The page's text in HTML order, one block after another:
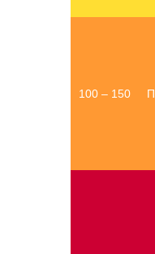
100 – 150